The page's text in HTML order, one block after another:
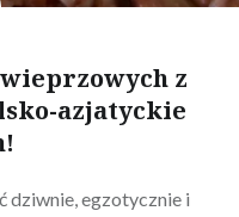
z
azjatyckie
dziwnie, egzotycznie i